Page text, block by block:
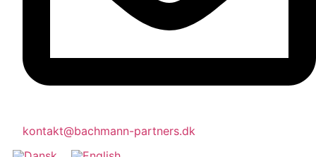
kontakt@bachmann-partners.dk